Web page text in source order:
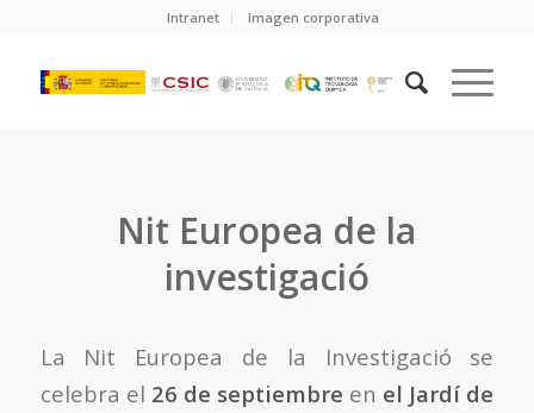
Intranet Imagen corporativa
Nit Europea de la
investigació
La Nit Europea de la Investigació se
celebra el 26 de septiembre en el Jardí de